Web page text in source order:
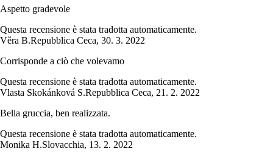
Aspetto gradevole
Questa recensione è stata tradotta automaticamente.
Věra B.Repubblica Ceca, 30. 3. 2022
Corrisponde a ciò che volevamo
Questa recensione è stata tradotta automaticamente.
Vlasta Skokánková S.Repubblica Ceca, 21. 2. 2022
Bella gruccia, ben realizzata.
Questa recensione è stata tradotta automaticamente.
Monika H.Slovacchia, 13. 2. 2022